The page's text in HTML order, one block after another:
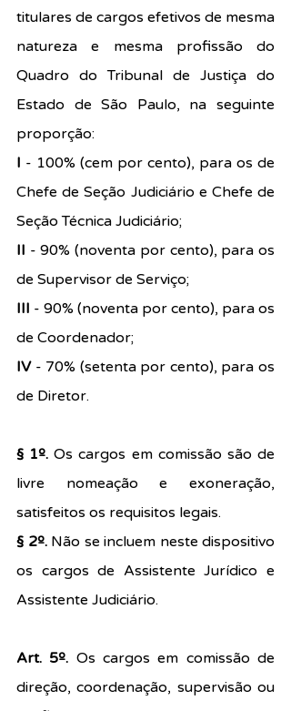
titulares de cargos efetivos de mesma
natureza e mesma profissão do
Quadro do Tribunal de Justiça do
Estado de São Paulo, na seguinte
proporção:
I - 100% (cem por cento), para os de
Chefe de Seção Judiciário e Chefe de
Seção Técnica Judiciário;
II - 90% (noventa por cento), para os
de Supervisor de Serviço;
III - 90% (noventa por cento), para os
de Coordenador;
IV - 70% (setenta por cento), para os
de Diretor.
§ 1º. Os cargos em comissão são de
livre nomeação e exoneração,
satisfeitos os requisitos legais.
§ 2º. Não se incluem neste dispositivo
os cargos de Assistente Jurídico e
Assistente Judiciário.
Art. 5º. Os cargos em comissão de
direção, coordenação, supervisão ou